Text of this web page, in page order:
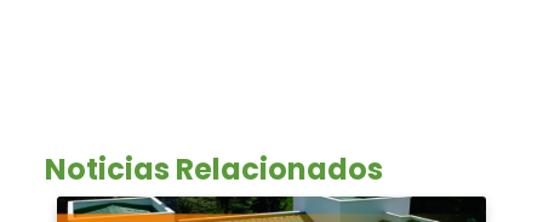
Noticias Relacionados